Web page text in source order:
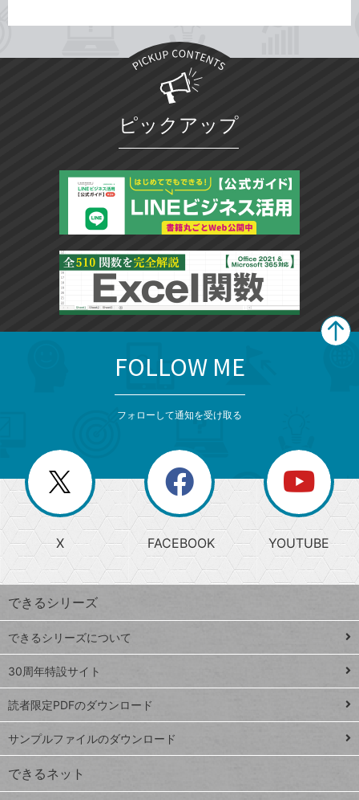
ピックアップ
じ
る
search
検
索
上
昇
ワ
ー
ド
Google
スプレ
ッドシ
ート
iPhone
VLOOKUP
閉
じ
る
ー
か
ら
探
す
ト
ッ
プ
ペ
ジ
連載
FOLLOW ME
フォローして通知を受け取る
X FACEBOOK YOUTUBE
できるシリーズ
できるシリーズについて
30周年特設サイト
読者限定PDFのダウンロード
サンプルファイルのダウンロード
できるネット